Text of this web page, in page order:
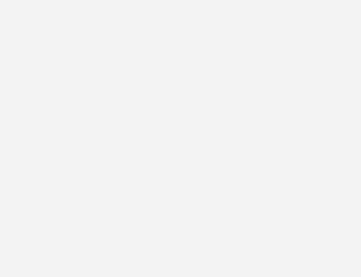
und entsprechen den
Pressfitting-Systeme. Zum Lieferumfang
22 V mit 2,5 A, das Schnellladegerät mit 230 V
oder ein Systemkoffer L-Boxx –